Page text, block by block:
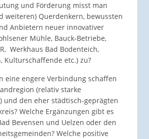
und Förderung misst man
weiteren) Querdenkern, bewussten
Anbietern neuer innovativer
Mühle, Bauck-Betriebe,
Werkhaus Bad Bodenteich,
Kulturschaffende etc.) zu?
eine engere Verbindung schaffen
(relativ starke
und den eher städtisch-geprägten
Welche Ergänzungen gibt es
Bevensen und Uelzen oder den
Welche positive